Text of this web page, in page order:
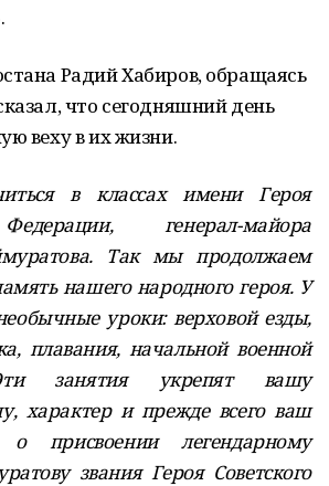
Радий Хабиров, обращаясь
что сегодняшний день
веху в их жизни.
в классах имени Героя
генерал-майора
Так мы продолжаем
нашего народного героя. У
уроки: верховой езды,
плавания, начальной военной
занятия укрепят вашу
характер и прежде всего ваш
присвоении легендарному
звания Героя Советского